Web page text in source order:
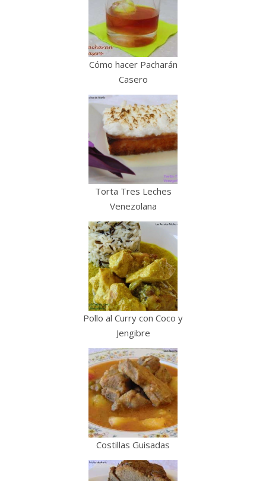
Cómo hacer Pacharán
Casero
Torta Tres Leches
Venezolana
Pollo al Curry con Coco y
Jengibre
Costillas Guisadas